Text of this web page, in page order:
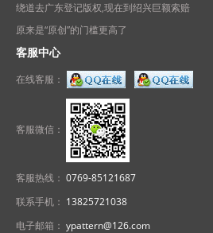
绕道去广东登记版权,现在到绍兴巨额索赔
原来是“原创”的门槛更高了
客服中心
在线客服：
客服微信：
客服热线： 0769-85121687
联系手机： 13825721038
电子邮箱： ypattern@126.com